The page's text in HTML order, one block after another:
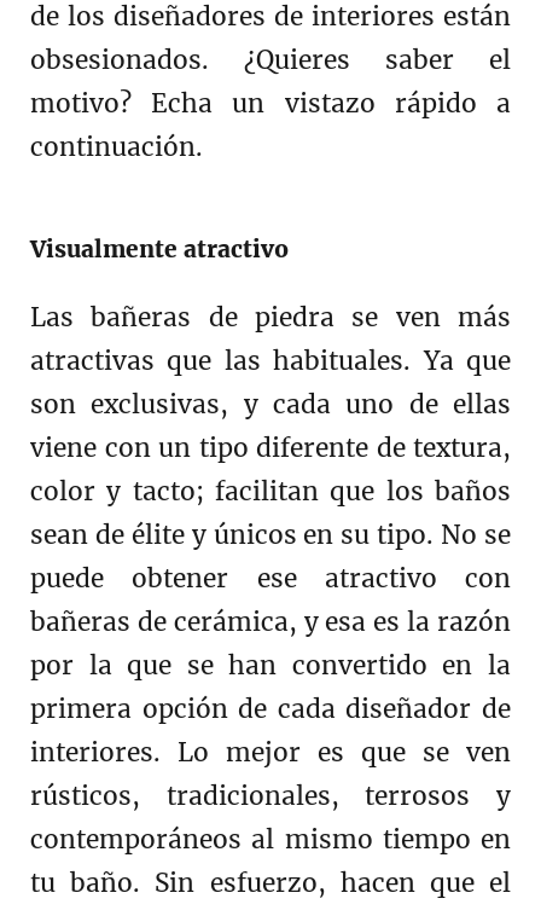
de los diseñadores de interiores están
obsesionados. ¿Quieres saber el
motivo? Echa un vistazo rápido a
continuación.
Visualmente atractivo
Las bañeras de piedra se ven más
atractivas que las habituales. Ya que
son exclusivas, y cada uno de ellas
viene con un tipo diferente de textura,
color y tacto; facilitan que los baños
sean de élite y únicos en su tipo. No se
puede obtener ese atractivo con
bañeras de cerámica, y esa es la razón
por la que se han convertido en la
primera opción de cada diseñador de
interiores. Lo mejor es que se ven
rústicos, tradicionales, terrosos y
contemporáneos al mismo tiempo en
tu baño. Sin esfuerzo, hacen que el